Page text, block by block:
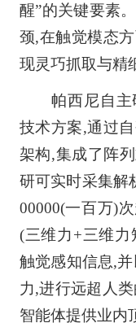
醒”的关键要素
颈,在触觉模态
现灵巧抓取与精
帕西尼自主
技术方案,通过
架构,集成了阵
研可实时采集解
00000(一百万)
(三维力+三维力
触觉感知信息,
力,进行远超人
智能体提供业内